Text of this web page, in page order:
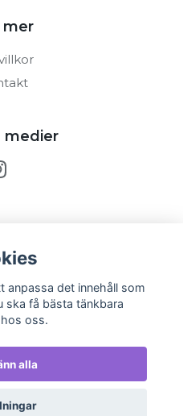
mer
medier
anpassa det innehåll som
få bästa tänkbara
oss.
alla